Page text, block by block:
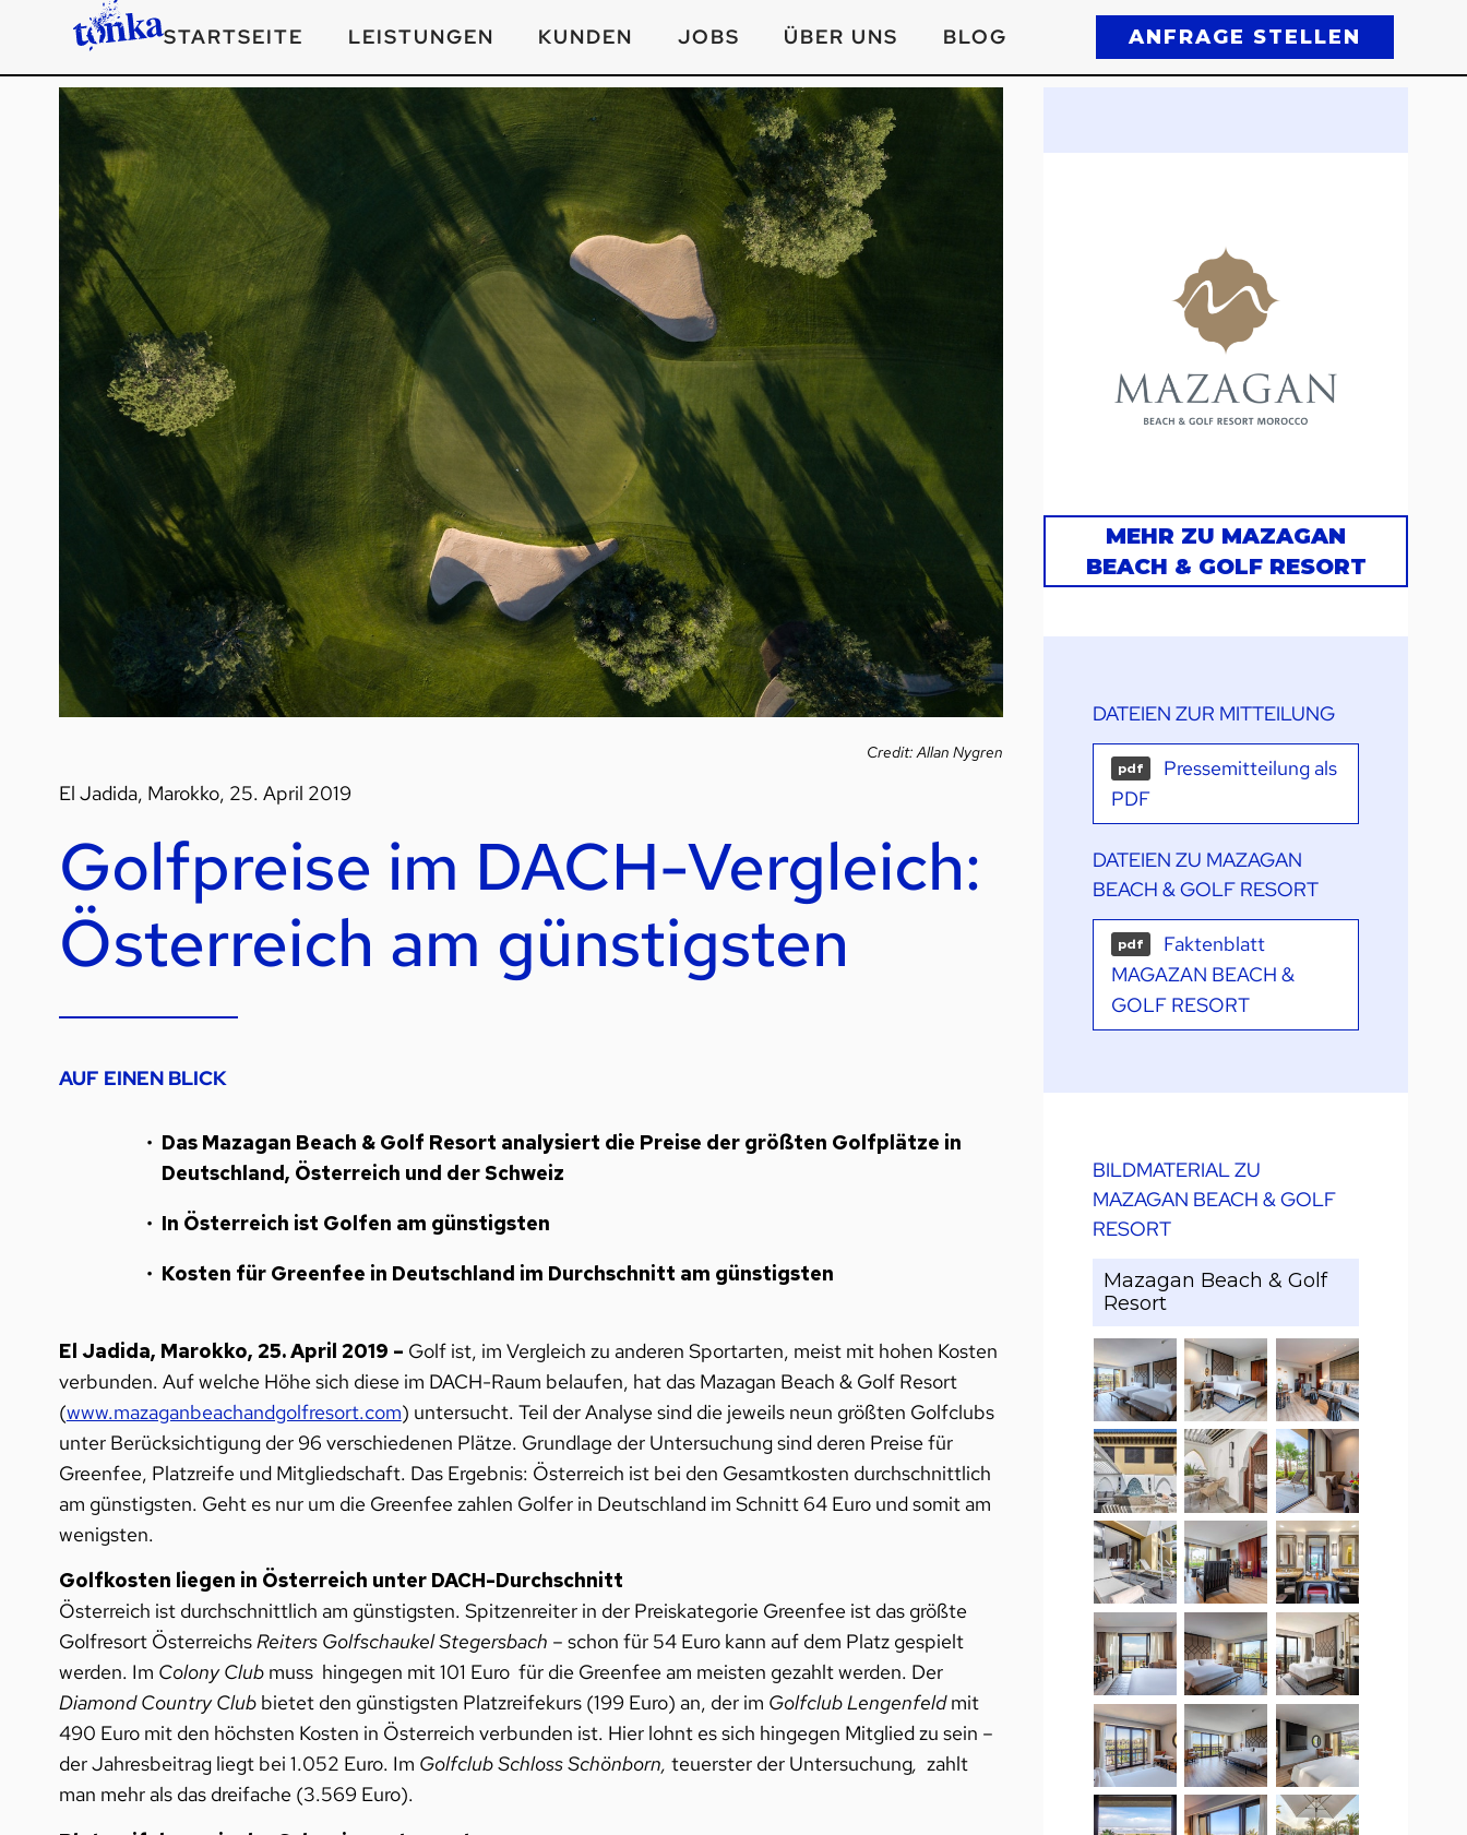
STARTSEITE LEISTUNGEN KUNDEN JOBS ÜBER UNS BLOG ANFRAGE STELLEN
Credit: Allan Nygren
El Jadida, Marokko, 25. April 2019
Golfpreise im DACH-Vergleich:
Österreich am günstigsten
AUF EINEN BLICK
Das Mazagan Beach & Golf Resort analysiert die Preise der größten Golfplätze in
Deutschland, Österreich und der Schweiz
In Österreich ist Golfen am günstigsten
Kosten für Greenfee in Deutschland im Durchschnitt am günstigsten
El Jadida, Marokko, 25. April 2019 – Golf ist, im Vergleich zu anderen Sportarten, meist mit hohen Kosten
verbunden. Auf welche Höhe sich diese im DACH-Raum belaufen, hat das Mazagan Beach & Golf Resort
(www.mazaganbeachandgolfresort.com) untersucht. Teil der Analyse sind die jeweils neun größten Golfclubs
unter Berücksichtigung der 96 verschiedenen Plätze. Grundlage der Untersuchung sind deren Preise für
Greenfee, Platzreife und Mitgliedschaft. Das Ergebnis: Österreich ist bei den Gesamtkosten durchschnittlich
am günstigsten. Geht es nur um die Greenfee zahlen Golfer in Deutschland im Schnitt 64 Euro und somit am
wenigsten.
Golfkosten liegen in Österreich unter DACH-Durchschnitt
Österreich ist durchschnittlich am günstigsten. Spitzenreiter in der Preiskategorie Greenfee ist das größte
Golfresort ÖsterreichsReiters Golfschaukel Stegersbach – schon für 54 Euro kann auf dem Platz gespielt
werden. Im Colony Club muss hingegen mit 101 Euro für die Greenfee am meisten gezahlt werden. Der
Diamond Country Clubbietet den günstigsten Platzreifekurs (199 Euro) an, der im Golfclub Lengenfeldmit
490 Euro mit den höchsten Kosten in Österreich verbunden ist. Hier lohnt es sich hingegen Mitglied zu sein –
der Jahresbeitrag liegt bei 1.052 Euro. Im Golfclub Schloss Schönborn, teuerster der Untersuchung, zahlt
man mehr als das dreifache (3.569 Euro).
MEHR ZU MAZAGAN
BEACH & GOLF RESORT
DATEIEN ZUR MITTEILUNG
pdf
Pressemitteilung als
PDF
DATEIEN ZU MAZAGAN
BEACH & GOLF RESORT
pdf
Faktenblatt
MAGAZAN BEACH &
GOLF RESORT
BILDMATERIAL ZU
MAZAGAN BEACH & GOLF
RESORT
Mazagan Beach & Golf
Resort